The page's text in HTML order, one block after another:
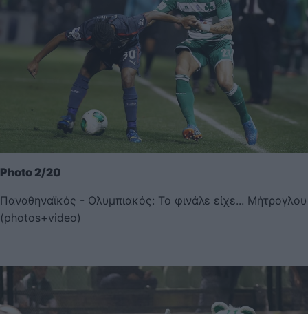
Photo 2/20
Παναθηναϊκός - Ολυμπιακός: Το φινάλε είχε... Μήτρογλου
(photos+video)